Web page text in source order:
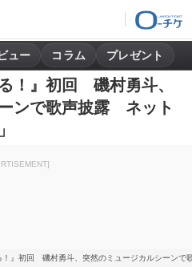
ュー コラム プレゼント
！』初回 磯村勇斗、
ンで歌声披露 ネット
！』初回 磯村勇斗、突然のミュージカルシーン